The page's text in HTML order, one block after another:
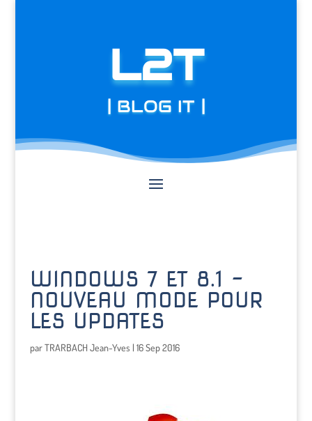
L2T
| BLOG IT |
WINDOWS 7 ET 8.1 –
NOUVEAU MODE POUR
LES UPDATES
parTRARBACH Jean-Yves | 16 Sep 2016